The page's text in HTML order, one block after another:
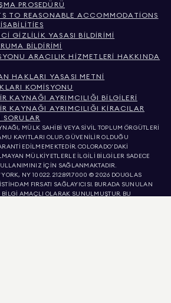
PROSEDÜRÜ
TO REASONABLE ACCOMMODATIONS
GIZLILIK YASASI BILDIRIMI
BILDIRIMI
ARACILIK HIZMETLERI HAKKINDA
HAKLARI YASASI METNI
KOMISYONU
KAYNAĞI AYRIMCILIĞI BILGILERI
KAYNAĞI AYRIMCILIĞI KIRACILAR
MÜLK SAHİBİ VEYA SİVİL TOPLUM ÖRGÜTLERİ
KAYITLARI OLUP, GÜVENİLİR OLDUĞU
EDİLMEMEKTEDİR. COLORADO'DAKİ
MÜLKİYETLERLE İLGİLİ BİLGİLER SADECE
İÇİN SAĞLANMAKTADIR.
YORK, NY 10022.212.891.7000 © 2026 DOUGLAS
FIRSATI SAĞLAYICISI. BURADA SUNULAN
BİLGİ AMAÇLI OLARAK SUNULMUŞTUR. BU